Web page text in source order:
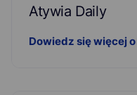
Atywia Daily
Dowiedz się więcej